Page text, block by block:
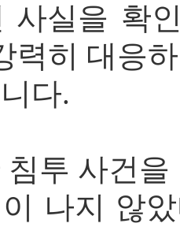
사실을 확
력히 대응
다.
침투 사건
나지 않